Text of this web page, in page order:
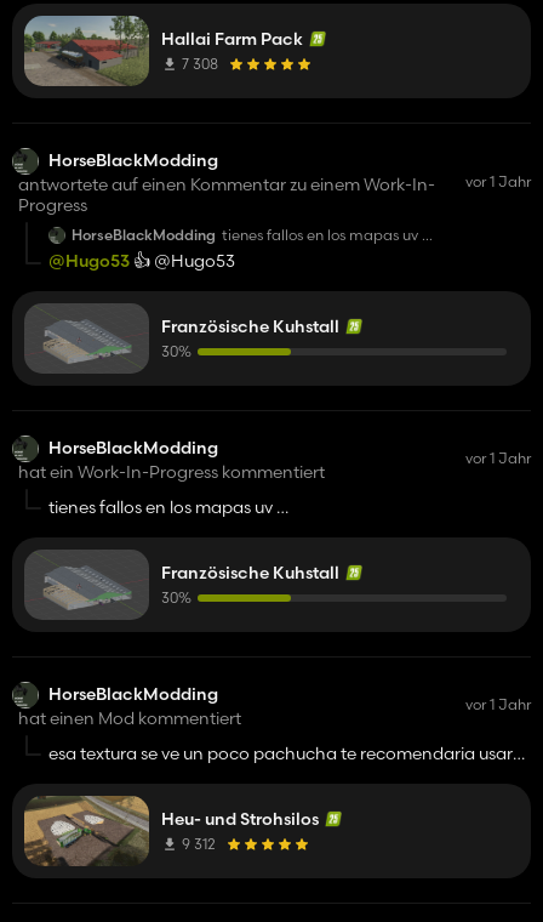
Hallai Farm Pack
7 308
HorseBlackModding
antwortete auf einen Kommentar zu einem Work-In-
Progress
vor 1 Jahr
HorseBlackModding tienes fallos en los mapas uv
para texturizar bien en mallas uv hay que
desplegar todo el objeto desde la misma
interposiciones si no no te van ah quedar
bien
@Hugo53 👍️ @Hugo53
Französische Kuhstall
30%
HorseBlackModding
hat ein Work-In-Progress kommentiert
vor 1 Jahr
tienes fallos en los mapas uv
objeto desde la misma distacia que los demas para que
salgan todas las caras texturizadas sin interposiciones si no
no te van ah quedar bien
Französische Kuhstall
30%
HorseBlackModding
hat einen Mod kommentiert
vor 1 Jahr
esa textura se ve un poco pachucha te recomendaria usar
Heu- und Strohsilos
9 312